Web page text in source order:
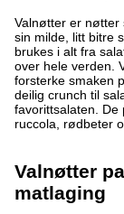
Valnøtter er nøtter
sin milde, litt bitre
brukes i alt fra
over hele verden.
forsterke smaken
deilig crunch til
favorittsalaten. De
ruccola, rødbeter
Valnøtter
matlaging